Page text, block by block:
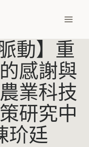
動】重
感謝與
業科技
研究中
玠廷